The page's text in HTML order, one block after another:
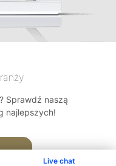
Live chat
Sprawdź naszą
najlepszych!